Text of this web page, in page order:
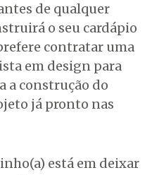
de qualquer
o seu cardápio
contratar uma
em design para
a construção do
já pronto nas
está em deixar